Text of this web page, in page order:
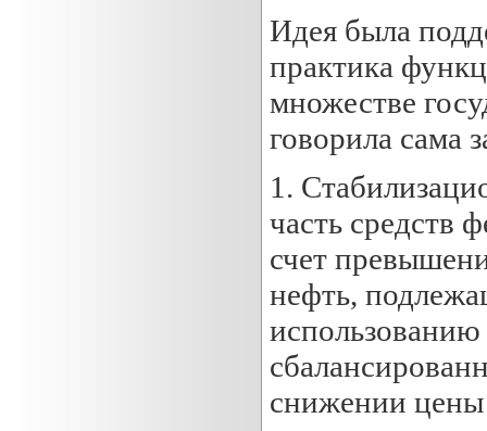
Идея была
практика
множестве
говорила сама
1.
часть средств
счет
нефть,
использованию
снижении цены